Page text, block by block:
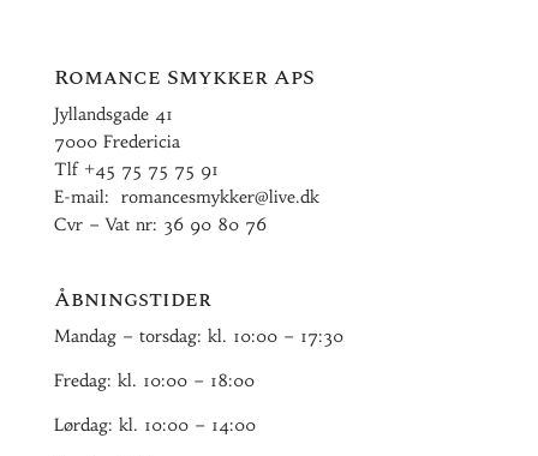
Romance Smykker ApS
Jyllandsgade 41
7000 Fredericia
Tlf +45 75 75 75 91
E-mail: romancesmykker@live.dk
Cvr – Vat nr: 36 90 80 76
Åbningstider
Mandag – torsdag: kl. 10:00 – 17:30
Fredag: kl. 10:00 – 18:00
Lørdag: kl. 10:00 – 14:00